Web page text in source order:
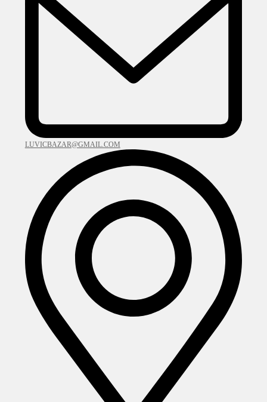
LUVICBAZAR@GMAIL.COM